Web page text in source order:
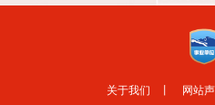
关于我们 网站